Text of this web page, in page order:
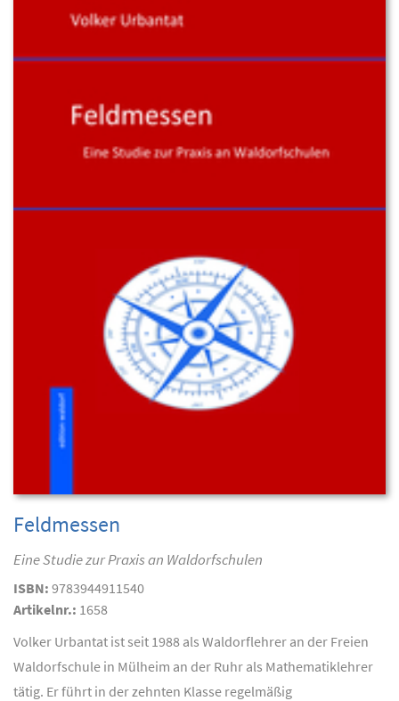
Feldmessen
Eine Studie zur Praxis an Waldorfschulen
ISBN: 9783944911540
Artikelnr.: 1658
Volker Urbantat ist seit 1988 als Waldorflehrer an der Freien
Waldorfschule in Mülheim an der Ruhr als Mathematiklehrer
tätig. Er führt in der zehnten Klasse regelmäßig